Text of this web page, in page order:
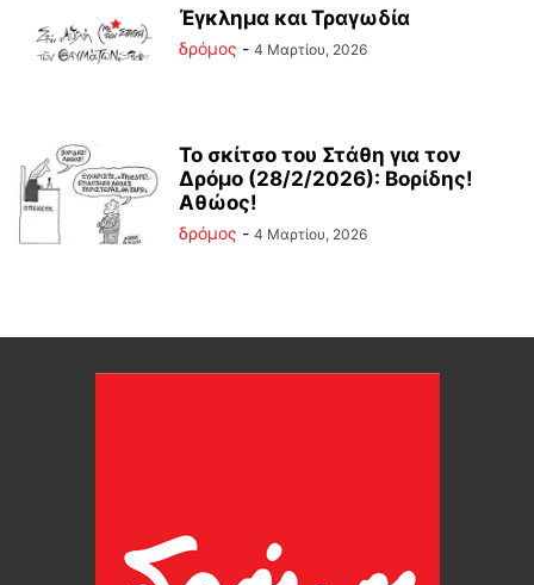
Έγκλημα και Τραγωδία
δρόμος - 4 Μαρτίου, 2026
Το σκίτσο του Στάθη για τον
Δρόμο (28/2/2026): Βορίδης!
Αθώος!
δρόμος - 4 Μαρτίου, 2026